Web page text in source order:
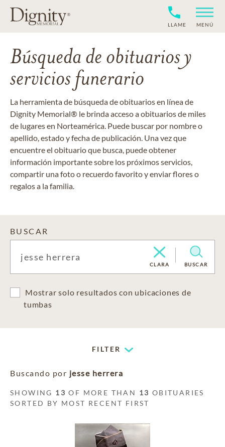
LLAME MENÚ
Búsqueda de obituarios y
servicios funerario
La herramienta de búsqueda de obituarios en línea de
Dignity Memorial® le brinda acceso a obituarios de miles
de lugares en Norteamérica. Puede buscar por nombre o
apellido, estado y fecha de publicación. Una vez que
encuentre el obituario que busca, puede obtener
información importante sobre los próximos servicios,
compartir una foto o recuerdo favorito y enviar flores o
regalos a la familia.
BUSCAR
CLARA BUSCAR
Mostrar solo resultados con ubicaciones de
tumbas
FILTER
Buscando por jesse herrera
SHOWING 13 OF MORE THAN 13 OBITUARIES
SORTED BY MOST RECENT FIRST